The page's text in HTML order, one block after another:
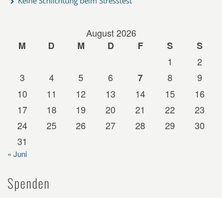
August 2026
M
D M D F S
S
1
2
3
4 5 6 7 8
9
10
11 12 13 14 15
16
17
18 19 20 21 22
23
24
25 26 27 28 29
30
31
« Juni
Spenden